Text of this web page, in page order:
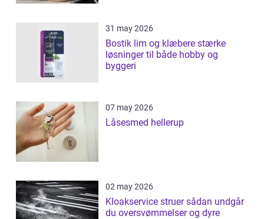
31 may 2026
Bostik lim og klæbere stærke
løsninger til både hobby og
byggeri
07 may 2026
Låsesmed hellerup
02 may 2026
Kloakservice struer sådan undgår
du oversvømmelser og dyre